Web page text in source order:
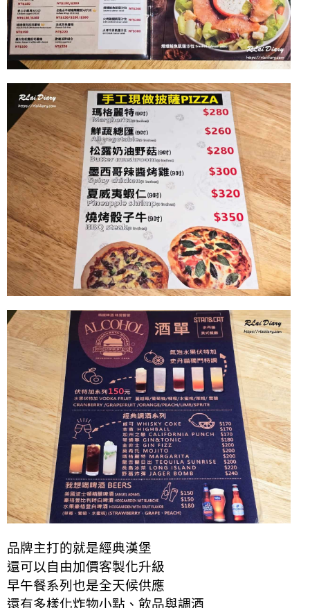
品牌主打的就是經典漢堡
還可以自由加價客製化升級
早午餐系列也是全天候供應
還有多樣化炸物小點、飲品與調酒